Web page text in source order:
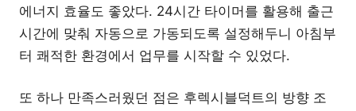
에너지 효율도 좋았다. 24시간 타이머를 활용해 출근
시간에 맞춰 자동으로 가동되도록 설정해두니 아침부
터 쾌적한 환경에서 업무를 시작할 수 있었다.
또 하나 만족스러웠던 점은 후렉시블덕트의 방향 조